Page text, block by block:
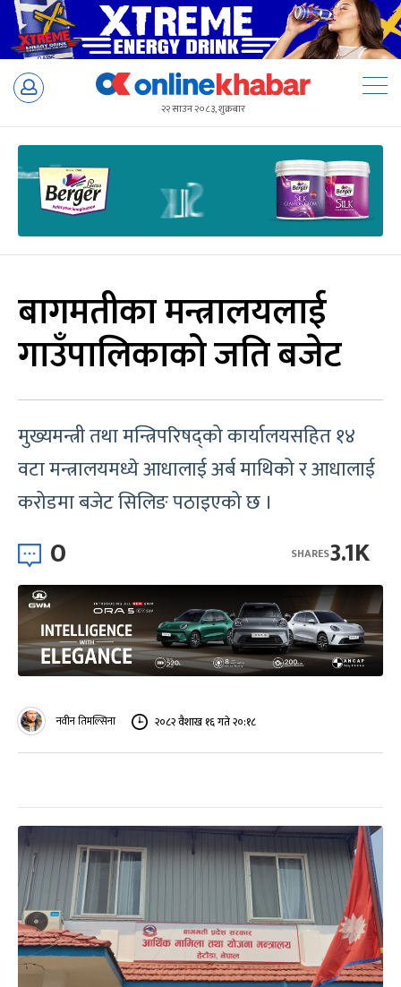
Skip
२२ साउन २०८३, शुक्रबार
बागमतीका मन्त्रालयलाई
गाउँपालिकाको जति बजेट
मुख्यमन्त्री तथा मन्त्रिपरिषद्को कार्यालयसहित १४
वटा मन्त्रालयमध्ये आधालाई अर्ब माथिको र आधालाई
करोडमा बजेट सिलिङ पठाइएको छ ।
0 3.1K
SHARES
नवीन तिमल्सिना २०८२ वैशाख १६ गते २०:१८